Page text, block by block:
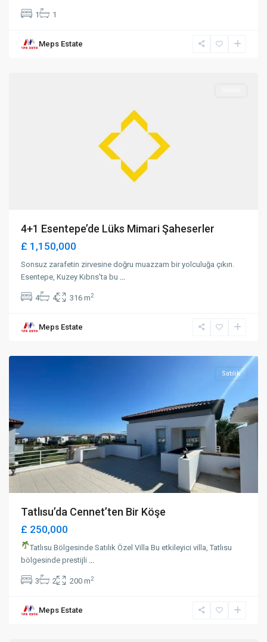
1 1
Meps Estate
Alsancak,
4+1 Esentepe’de Lüks Mimari Şaheserler
£ 1,150,000
Sonsuz zarafetin zirvesine doğru muazzam bir yolculuğa çıkın.
Esentepe, Kuzey Kıbrıs'ta bu ...
4 4 316 m2
Meps Estate
Tatlısu,
Satılık
Tatlısu’da Cennet’ten Bir Köşe
£ 250,000
Tatlısu Bölgesinde Satılık Özel Villa Bu etkileyici villa, Tatlısu
bölgesinde prestijli ...
3 2 200 m2
Meps Estate
Alsancak,